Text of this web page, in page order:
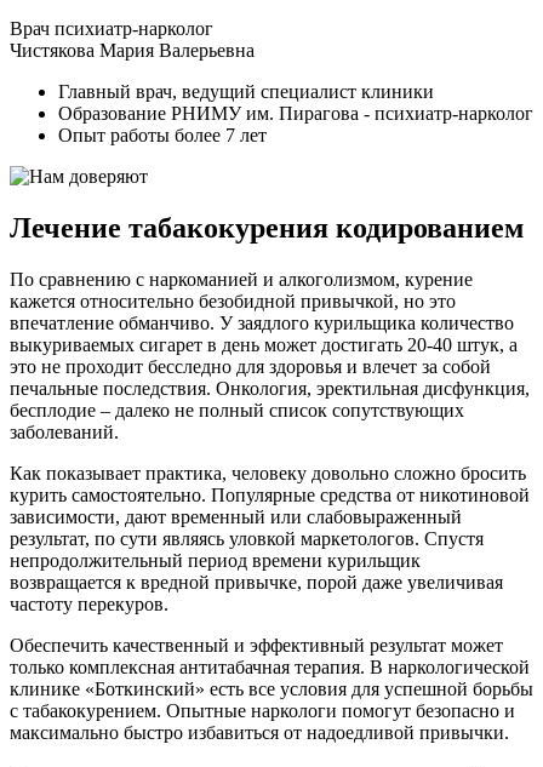
Врач психиатр-нарколог
Чистякова Мария Валерьевна
Главный врач, ведущий специалист клиники
Образование РНИМУ им. Пирагова - психиатр-нарколог
Опыт работы более 7 лет
Лечение табакокурения кодированием
По сравнению с наркоманией и алкоголизмом, курение
кажется относительно безобидной привычкой, но это
впечатление обманчиво. У заядлого курильщика количество
выкуриваемых сигарет в день может достигать 20-40 штук, а
это не проходит бесследно для здоровья и влечет за собой
печальные последствия. Онкология, эректильная дисфункция,
бесплодие – далеко не полный список сопутствующих
заболеваний.
Как показывает практика, человеку довольно сложно бросить
курить самостоятельно. Популярные средства от никотиновой
зависимости, дают временный или слабовыраженный
результат, по сути являясь уловкой маркетологов. Спустя
непродолжительный период времени курильщик
возвращается к вредной привычке, порой даже увеличивая
частоту перекуров.
Обеспечить качественный и эффективный результат может
только комплексная антитабачная терапия. В наркологической
клинике «Боткинский» есть все условия для успешной борьбы
с табакокурением. Опытные наркологи помогут безопасно и
максимально быстро избавиться от надоедливой привычки.